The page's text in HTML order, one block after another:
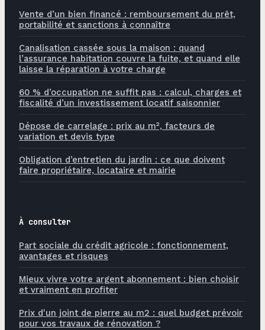
Vente d’un bien financé : remboursement du prêt,
portabilité et sanctions à connaître
Canalisation cassée sous la maison : quand
l’assurance habitation couvre la fuite, et quand elle
laisse la réparation à votre charge
60 % d’occupation ne suffit pas : calcul, charges et
fiscalité d’un investissement locatif saisonnier
Dépose de carrelage : prix au m², facteurs de
variation et devis type
Obligation d’entretien du jardin : ce que doivent
faire propriétaire, locataire et mairie
À consulter
Part sociale du crédit agricole : fonctionnement,
avantages et risques
Mieux vivre votre argent abonnement : bien choisir
et vraiment en profiter
Prix d'un joint de pierre au m2 : quel budget prévoir
pour vos travaux de rénovation ?